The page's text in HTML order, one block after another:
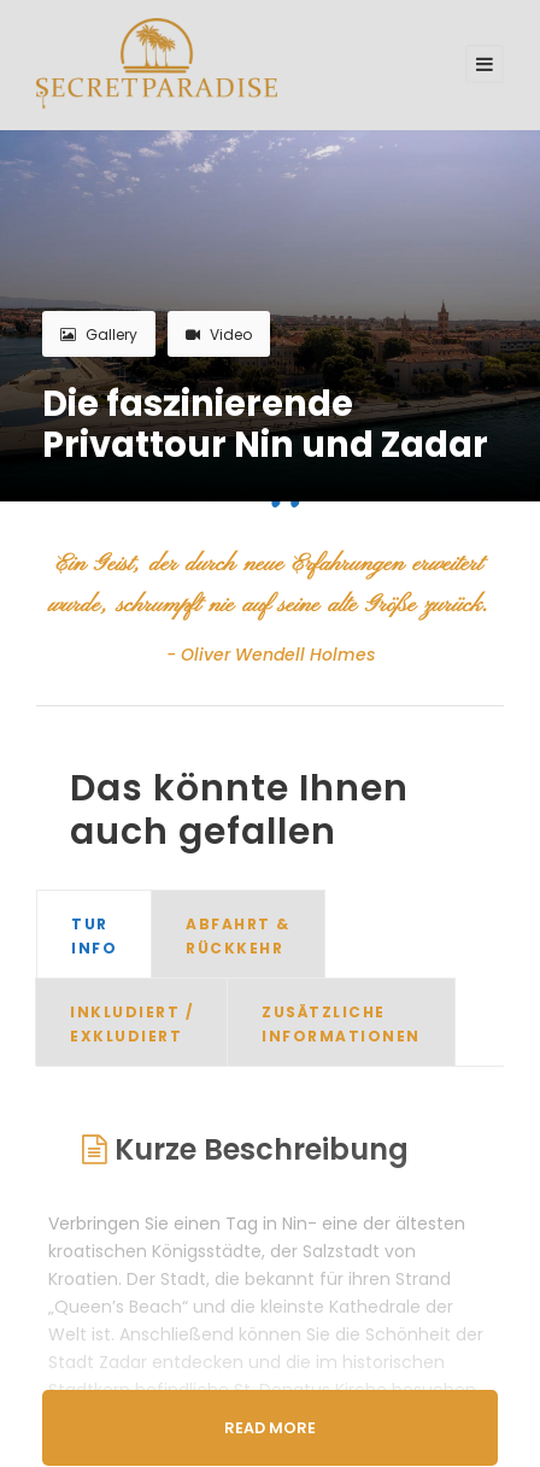
Gallery Video
Die faszinierende
Privattour Nin und Zadar
“
Ein Geist, der durch neue Erfahrungen erweitert
wurde, schrumpft nie auf seine alte Größe zurück.
Oliver Wendell Holmes
Das könnte Ihnen
auch gefallen
TUR
INFO
ABFAHRT &
RÜCKKEHR
INKLUDIERT /
EXKLUDIERT
ZUSÄTZLICHE
INFORMATIONEN
Kurze Beschreibung
Verbringen Sie einen Tag in Nin- eine der ältesten
kroatischen Königsstädte, der Salzstadt von
Kroatien. Der Stadt, die bekannt für ihren Strand
„Queen’s Beach“ und die kleinste Kathedrale der
Welt ist. Anschließend können Sie die Schönheit der
Stadt Zadar entdecken und die im historischen
Stadtkern befindliche St. Donatus Kirche besuchen.
Lassen Sie sich von den Tönen der weltberühmten
READ MORE